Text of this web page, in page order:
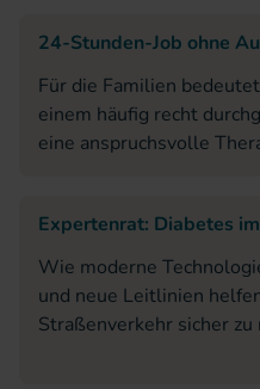
24-Stunden-Job ohne
Für die Familien
einem häufig recht
eine anspruchsvolle
Expertenrat: Diabetes
Wie moderne
und neue Leitlinien
Straßenverkehr sicher